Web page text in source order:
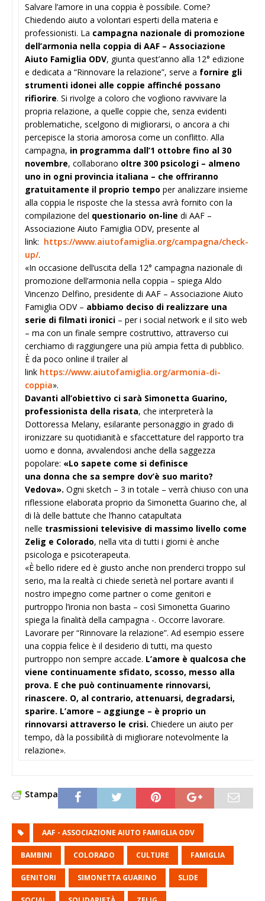
Salvare l’amore in una coppia è possibile. Come?
Chiedendo aiuto a volontari esperti della materia e
professionisti. La campagna nazionale di promozione
dell’armonia nella coppia di AAF – Associazione
Aiuto Famiglia ODV, giunta quest’anno alla 12° edizione
e dedicata a “Rinnovare la relazione”, serve a fornire gli
strumenti idonei alle coppie affinché possano
rifiorire. Si rivolge a coloro che vogliono ravvivare la
propria relazione, a quelle coppie che, senza evidenti
problematiche, scelgono di migliorarsi, o ancora a chi
percepisce la storia amorosa come un conflitto. Alla
campagna, in programma dall’1 ottobre fino al 30
novembre, collaborano oltre 300 psicologi – almeno
uno in ogni provincia italiana – che offriranno
gratuitamente il proprio tempo per analizzare insieme
alla coppia le risposte che la stessa avrà fornito con la
compilazione del questionario on-line di AAF –
Associazione Aiuto Famiglia ODV, presente al
link: https://www.aiutofamiglia.org/campagna/check-
up/.
«In occasione dell’uscita della 12° campagna nazionale di
promozione dell’armonia nella coppia – spiega Aldo
Vincenzo Delfino, presidente di AAF – Associazione Aiuto
Famiglia ODV – abbiamo deciso di realizzare una
serie di filmati ironici – per i social network e il sito web
– ma con un finale sempre costruttivo, attraverso cui
cerchiamo di raggiungere una più ampia fetta di pubblico.
È da poco online il trailer al
link https://www.aiutofamiglia.org/armonia-di-
coppia».
Davanti all’obiettivo ci sarà Simonetta Guarino,
professionista della risata, che interpreterà la
Dottoressa Melany, esilarante personaggio in grado di
ironizzare su quotidianità e sfaccettature del rapporto tra
uomo e donna, avvalendosi anche della saggezza
popolare: «Lo sapete come si definisce
una donna che sa sempre dov’è suo marito?
Vedova». Ogni sketch – 3 in totale – verrà chiuso con una
riflessione elaborata proprio da Simonetta Guarino che, al
di là delle battute che l’hanno catapultata
nelle trasmissioni televisive di massimo livello come
Zelig e Colorado, nella vita di tutti i giorni è anche
psicologa e psicoterapeuta.
«È bello ridere ed è giusto anche non prenderci troppo sul
serio, ma la realtà ci chiede serietà nel portare avanti il
nostro impegno come partner o come genitori e
purtroppo l’ironia non basta – così Simonetta Guarino
spiega la finalità della campagna -. Occorre lavorare.
Lavorare per “Rinnovare la relazione”. Ad esempio essere
una coppia felice è il desiderio di tutti, ma questo
purtroppo non sempre accade. L’amore è qualcosa che
viene continuamente sfidato, scosso, messo alla
prova. E che può continuamente rinnovarsi,
rinascere. O, al contrario, attenuarsi, degradarsi,
sparire. L’amore – aggiunge – è proprio un
rinnovarsi attraverso le crisi. Chiedere un aiuto per
tempo, dà la possibilità di migliorare notevolmente la
relazione».
Stampa
AAF - ASSOCIAZIONE AIUTO FAMIGLIA ODV
BAMBINI COLORADO CULTURE FAMIGLIA
GENITORI SIMONETTA GUARINO SLIDE